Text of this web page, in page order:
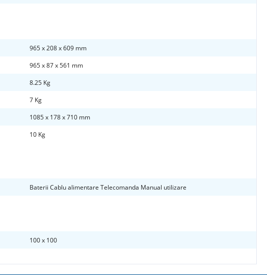
965 x 208 x 609 mm
965 x 87 x 561 mm
8.25 Kg
7 Kg
1085 x 178 x 710 mm
10 Kg
Baterii Cablu alimentare Telecomanda Manual utilizare
100 x 100